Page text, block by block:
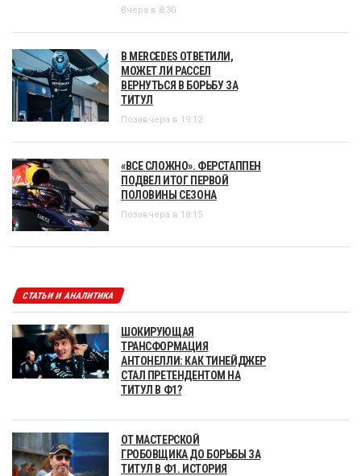
Вчера в 8:30
В MERCEDES ОТВЕТИЛИ,
МОЖЕТ ЛИ РАССЕЛ
ВЕРНУТЬСЯ В БОРЬБУ ЗА
ТИТУЛ
Позавчера в 19:12
«ВСЕ СЛОЖНО». ФЕРСТАППЕН
ПОДВЕЛ ИТОГ ПЕРВОЙ
ПОЛОВИНЫ СЕЗОНА
Позавчера в 18:15
СТАТЬИ И АНАЛИТИКА
ШОКИРУЮЩАЯ
ТРАНСФОРМАЦИЯ
АНТОНЕЛЛИ: КАК ТИНЕЙДЖЕР
СТАЛ ПРЕТЕНДЕНТОМ НА
ТИТУЛ В Ф1?
ОТ МАСТЕРСКОЙ
ГРОБОВЩИКА ДО БОРЬБЫ ЗА
ТИТУЛ В Ф1. ИСТОРИЯ